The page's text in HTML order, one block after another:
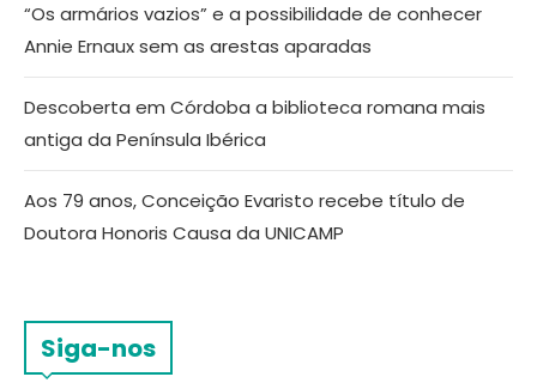
“Os armários vazios” e a possibilidade de conhecer
Annie Ernaux sem as arestas aparadas
Descoberta em Córdoba a biblioteca romana mais
antiga da Península Ibérica
Aos 79 anos, Conceição Evaristo recebe título de
Doutora Honoris Causa da UNICAMP
Siga-nos